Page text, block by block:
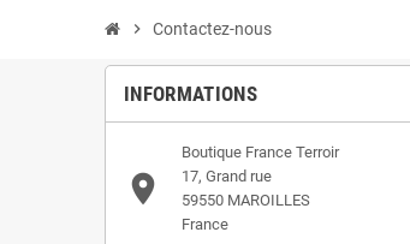
chevron_right Contactez-nous
INFORMATIONS

Boutique France Terroir
17, Grand rue
59550 MAROILLES
France